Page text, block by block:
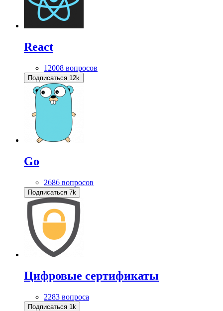
React
12008 вопросов
Подписаться 12k
Go
2686 вопросов
Подписаться 7k
Цифровые сертификаты
2283 вопроса
Подписаться 1k